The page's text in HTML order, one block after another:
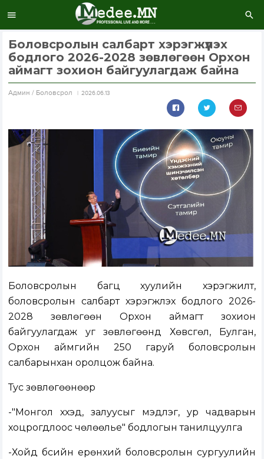
Боловсролын салбарт хэрэгжүүлэх
бодлого 2026-2028 зөвлөгөөн Орхон
аймагт зохион байгуулагдаж байна
Aдмин / Боловсрол 2026.06.13
Боловсролын багц хуулийн хэрэгжилт,
боловсролын салбарт хэрэгжүүлэх бодлого 2026-
2028 зөвлөгөөн Орхон аймагт зохион
байгуулагдаж уг зөвлөгөөнд Хөвсгөл, Булган,
Орхон аймгийн 250 гаруй боловсролын
салбарынхан оролцож байна.
Тус зөвлөгөөнөөр
-"Монгол хүүхэд, залуусыг мэдлэг, ур чадварын
хоцрогдлоос чөлөөлье" бодлогын танилцуулга
-Хойд бүсийн ерөнхий боловсролын сургуулийн